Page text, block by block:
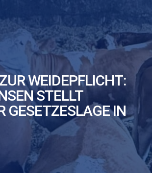
WEIDEPFLICHT:
STELLT
GESETZESLAGE IN